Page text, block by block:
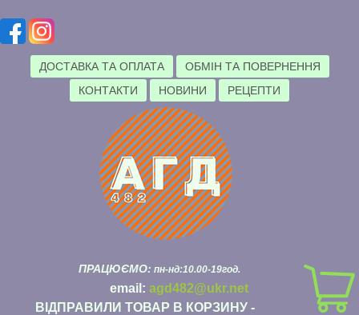
ДОСТАВКА ТА ОПЛАТА
ОБМІН ТА ПОВЕРНЕННЯ
КОНТАКТИ
НОВИНИ РЕЦЕПТИ
ПРАЦЮЄМО: пн-нд:10.00-19год.
email: agd482@ukr.net
ВІДПРАВИЛИ ТОВАР В КОРЗИНУ -